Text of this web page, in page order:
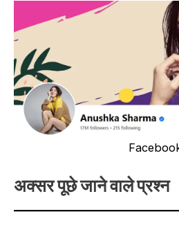
अक्सर पूछे जाने वाले प्रश्न